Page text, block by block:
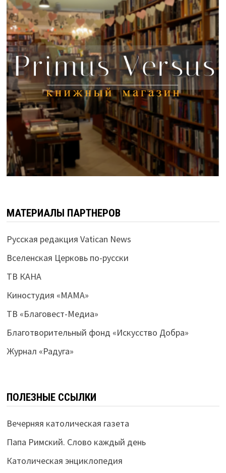
МАТЕРИАЛЫ ПАРТНЕРОВ
Русская редакция Vatican News
Вселенская Церковь по-русски
ТВ КАНА
Киностудия «МАМА»
ТВ «Благовест-Медиа»
Благотворительный фонд «Искусство Добра»
Журнал «Радуга»
ПОЛЕЗНЫЕ ССЫЛКИ
Вечерняя католическая газета
Папа Римский. Слово каждый день
Католическая энциклопедия